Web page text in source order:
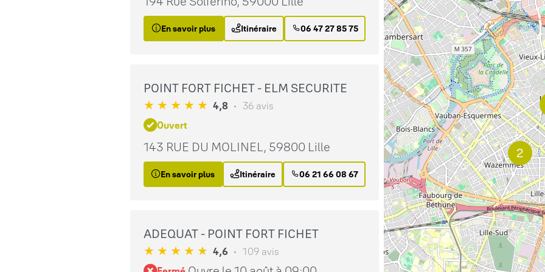
En savoir plus Itinéraire 06 47 27 85 75
POINT FORT FICHET - ELM SECURITE
4,8
36 avis
Ouvert
143 RUE DU MOLINEL, 59800 Lille
En savoir plus Itinéraire 06 21 66 08 67
ADEQUAT - POINT FORT FICHET
4,6
109 avis
2